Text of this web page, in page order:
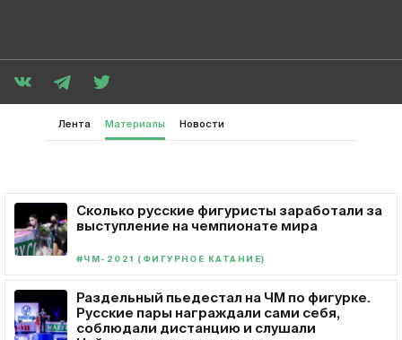
Лента Материалы Новости
Сколько русские фигуристы заработали за
выступление на чемпионате мира
#ЧМ-2021 (ФИГУРНОЕ КАТАНИЕ)
Раздельный пьедестал на ЧМ по фигурке.
Русские пары награждали сами себя,
соблюдали дистанцию и слушали